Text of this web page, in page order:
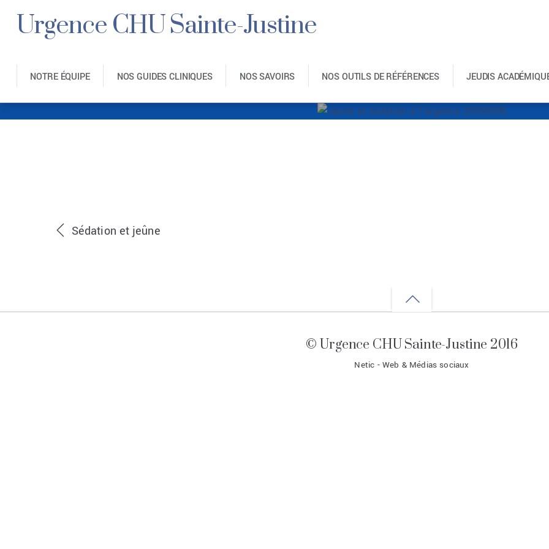
Urgence CHU Sainte-Justine
NOTRE ÉQUIPE NOS GUIDES CLINIQUES NOS SAVOIRS NOS OUTILS DE RÉFÉRENCES JEUDIS
Sédation et jeûne
Back
top
© Urgence CHU Sainte-Justine 2016
Netic - Web & Médias sociaux